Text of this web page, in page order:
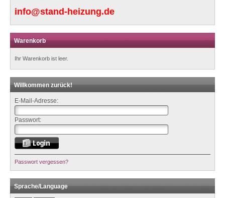
info@stand-heizung.de
Warenkorb
Ihr Warenkorb ist leer.
Willkommen zurück!
E-Mail-Adresse:
Passwort:
Passwort vergessen?
Sprache/Language